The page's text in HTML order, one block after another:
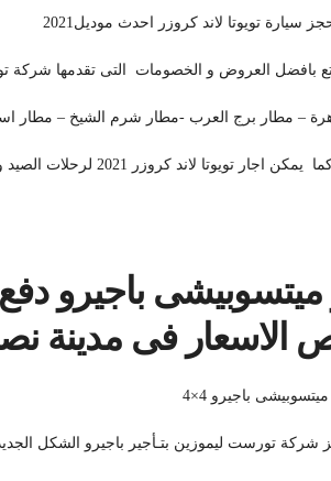
سيارة تويوتا لاند كروزر احدث موديل2021
بافضل العروض و الخصومات التى تقدمها شركة
– مطار برج العرب -مطار شرم الشيخ – مطار
لاند كروزر 2021 لرحلات الصيد و الرحلات الصعبة كالصحراء و الواحات و السيوة
ميتسوبيشى باجيرو
الاسعار فى مدينة
باجيرو 4×4
شركة تورست ليموزين بتـأجير باجيرو الشكل الجديد